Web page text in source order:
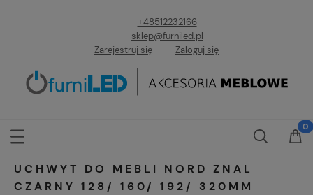
+48512232166
sklep@furniled.pl
Zarejestruj się
Zaloguj się
UCHWYT DO MEBLI NORD ZNAL
CZARNY 128/ 160/ 192/ 320MM